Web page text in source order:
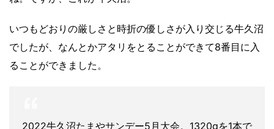
いつもどおりの厳しさと時折の優しさが入り交じる牛久沼
でしたが、なんとかアタリをとることができて8番目に入
ることができました。
2022牛久沼たまやサンデー5月大会。1320gを1本で